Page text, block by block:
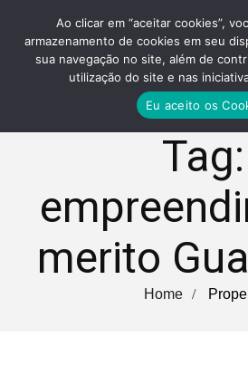
Tag:
merito
Home
Ao clicar em “aceitar cookies”,
armazenamento de cookies em seu
sua navegação no site, além de
utilização do site e nas
Eu aceito os